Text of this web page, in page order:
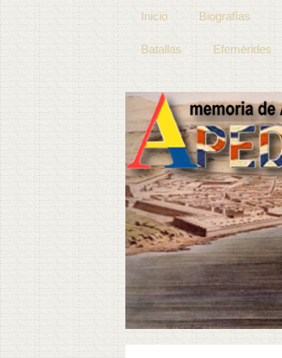
Inicio Biografías
Batallas Efemérides